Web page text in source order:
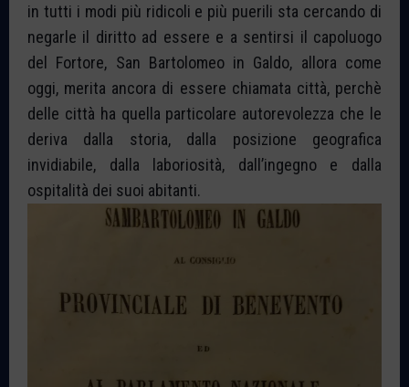
in tutti i modi più ridicoli e più puerili sta cercando di
negarle il diritto ad essere e a sentirsi il capoluogo
del Fortore, San Bartolomeo in Galdo, allora come
oggi, merita ancora di essere chiamata città, perchè
delle città ha quella particolare autorevolezza che le
deriva dalla storia, dalla posizione geografica
invidiabile, dalla laboriosità, dall’ingegno e dalla
ospitalità dei suoi abitanti.